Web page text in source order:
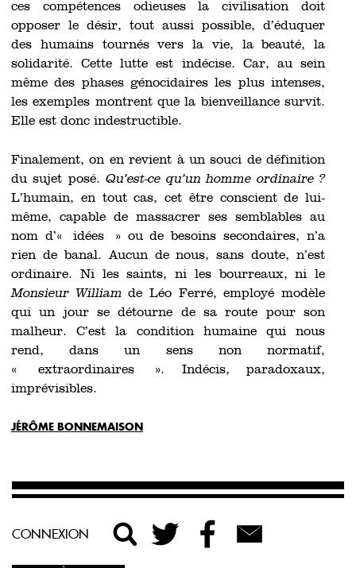
ces compétences odieuses la civilisation doit
opposer le désir, tout aussi possible, d’éduquer
des humains tournés vers la vie, la beauté, la
solidarité. Cette lutte est indécise. Car, au sein
même des phases génocidaires les plus intenses,
les exemples montrent que la bienveillance survit.
Elle est donc indestructible.
Finalement, on en revient à un souci de définition
du sujet posé.Qu’est-ce qu’un homme ordinaire ?
L’humain, en tout cas, cet être conscient de lui-
même, capable de massacrer ses semblables au
nom d’« idées » ou de besoins secondaires, n’a
rien de banal. Aucun de nous, sans doute, n’est
ordinaire. Ni les saints, ni les bourreaux, ni le
Monsieur Williamde Léo Ferré, employé modèle
qui un jour se détourne de sa route pour son
malheur. C’est la condition humaine qui nous
rend, dans un sens non normatif,
« extraordinaires ». Indécis, paradoxaux,
imprévisibles.
JÉRÔME BONNEMAISON
CONNEXION